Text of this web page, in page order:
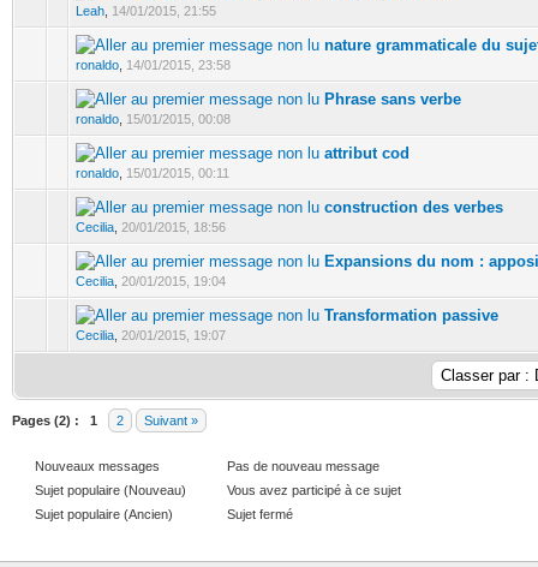
Leah 14/01/2015, 21:55
nature grammaticale du
ronaldo 14/01/2015, 23:58
Phrase sans verbe
ronaldo 15/01/2015, 00:08
attribut cod
ronaldo 15/01/2015, 00:11
construction des verbes
Cecilia 20/01/2015, 18:56
Expansions du nom :
Cecilia 20/01/2015, 19:04
Transformation passive
Cecilia 20/01/2015, 19:07
Pages (2) : 1 2 Suivant »
Nouveaux messages
Sujet populaire (Nouveau)
Sujet populaire (Ancien)
Pas de nouveau message
Vous avez participé à ce sujet
Sujet fermé